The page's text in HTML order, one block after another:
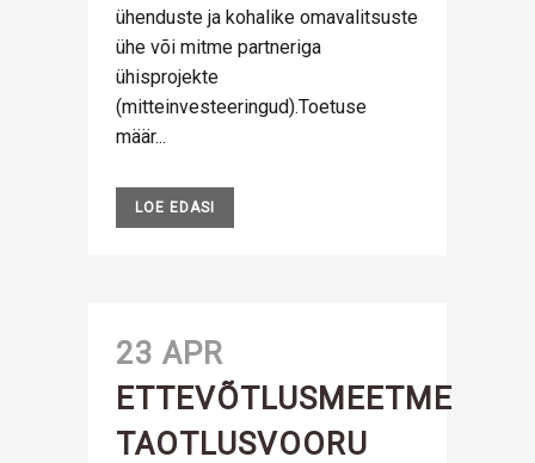
ühenduste ja kohalike omavalitsuste
ühe või mitme partneriga
ühisprojekte
(mitteinvesteeringud).Toetuse
määr...
LOE EDASI
23 APR
ETTEVÕTLUSMEETME
TAOTLUSVOORU